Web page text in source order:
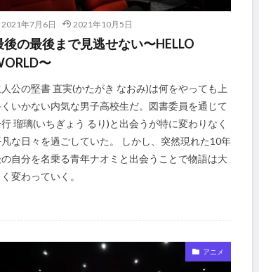
2021年7月6日 2021年10月5日
後の最後まで見逃せない〜HELLO
〜
人公の堅書 直実(かたがき なおみ)は何をやっても上
いかない内気な男子高校生だ。図書委員を通じて
瑠璃(いちぎょう るり)と出会うが特に変わりなく
な日々を過ごしていた。 しかし、突然現れた10年
自分を名乗る青年ナオミと出会うことで物語は大
く変わっていく。
アニメ